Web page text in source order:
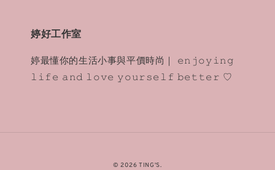
婷好工作室
婷最懂你的生活小事與平價時尚｜ 𝚎𝚗𝚓𝚘𝚢𝚒𝚗𝚐
𝚕𝚒𝚏𝚎 𝚊𝚗𝚍 𝚕𝚘𝚟𝚎 𝚢𝚘𝚞𝚛𝚜𝚎𝚕𝚏 𝚋𝚎𝚝𝚝𝚎𝚛 ♡
© 2026 TING'S.